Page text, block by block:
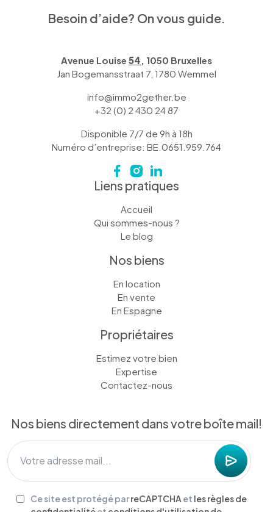
Besoin d’aide? On vous guide.
Avenue Louise 54, 1050 Bruxelles
Jan Bogemansstraat 7, 1780 Wemmel
info@immo2gether.be
+32 (0) 2 430 24 87
Disponible 7/7 de 9h à 18h
Numéro d’entreprise: BE.0651.959.764
Liens pratiques
Accueil
Qui sommes-nous ?
Le blog
Nos biens
En location
En vente
En Espagne
Propriétaires
Estimez votre bien
Expertise
Contactez-nous
Nos biens directement dans votre boîte mail!
Ce site est protégé parreCAPTCHA et les règles de